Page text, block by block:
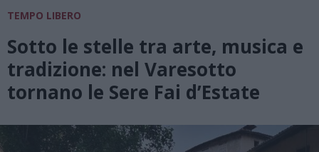
TEMPO LIBERO
Sotto le stelle tra arte, musica e
tradizione: nel Varesotto
tornano le Sere Fai d’Estate